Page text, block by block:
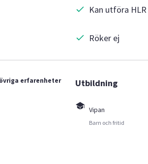
Kan utföra HLR
Röker ej
erfarenheter Utbildning
Vipan
Barn och fritid